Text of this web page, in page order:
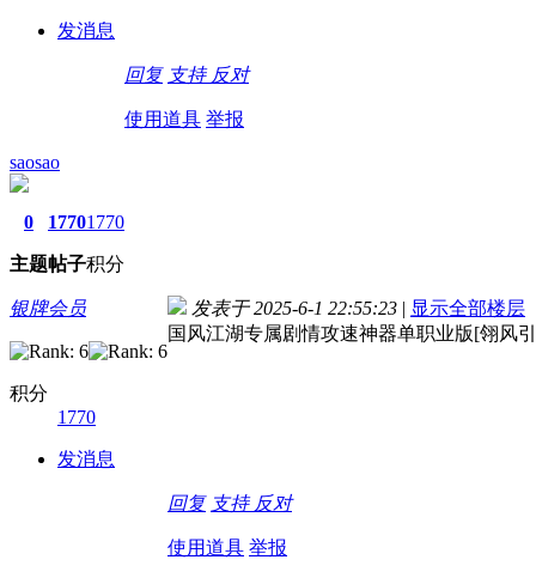
发消息
回复 支持 反对
使用道具 举报
saosao
0
主题
1770
帖子
1770
积分
银牌会员
积分
1770
发消息
发表于 2025-6-1 22:55:23 | 显示全部楼层
国风江湖专属剧情攻速神器单职业版[翎风
回复 支持 反对
使用道具 举报